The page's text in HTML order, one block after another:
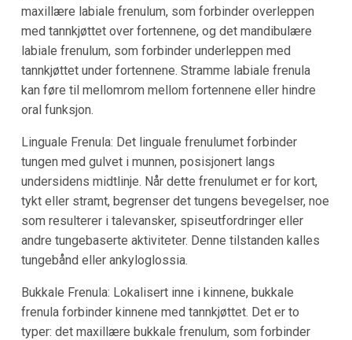
maxillære labiale frenulum, som forbinder overleppen
med tannkjøttet over fortennene, og det mandibulære
labiale frenulum, som forbinder underleppen med
tannkjøttet under fortennene. Stramme labiale frenula
kan føre til mellomrom mellom fortennene eller hindre
oral funksjon.
Linguale Frenula: Det linguale frenulumet forbinder
tungen med gulvet i munnen, posisjonert langs
undersidens midtlinje. Når dette frenulumet er for kort,
tykt eller stramt, begrenser det tungens bevegelser, noe
som resulterer i talevansker, spiseutfordringer eller
andre tungebaserte aktiviteter. Denne tilstanden kalles
tungebånd eller ankyloglossia.
Bukkale Frenula: Lokalisert inne i kinnene, bukkale
frenula forbinder kinnene med tannkjøttet. Det er to
typer: det maxillære bukkale frenulum, som forbinder